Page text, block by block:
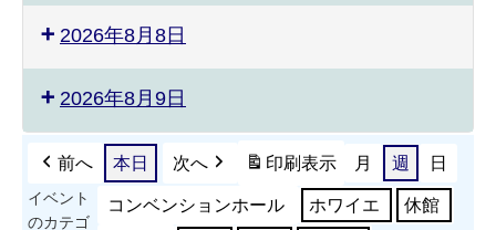
2026年8月8日
2026年8月9日
前へ 本日 次へ 印刷表示 月 週 日
イベント
のカテゴ
コンベンションホール ホワイエ 休館